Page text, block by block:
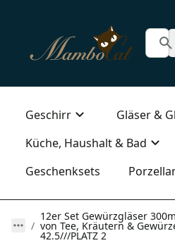
Geschirr
Gläser &
Küche, Haushalt & Bad
Geschenksets
12er Set Gewürzgläser
von Tee, Kräutern &
42.5///PLATZ 2